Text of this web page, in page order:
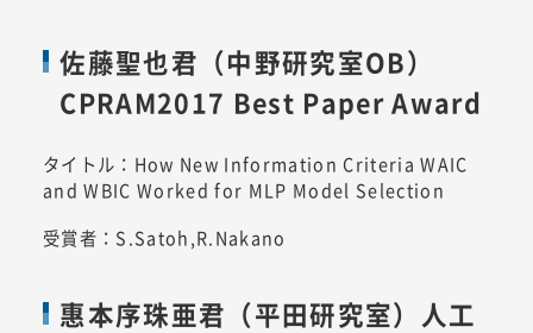
佐藤聖也君（中野研究室OB）
CPRAM2017 Best Paper Award
タイトル：How New Information Criteria WAIC
and WBIC Worked for MLP Model Selection
受賞者：S.Satoh,R.Nakano
惠本序珠亜君（平田研究室）人工